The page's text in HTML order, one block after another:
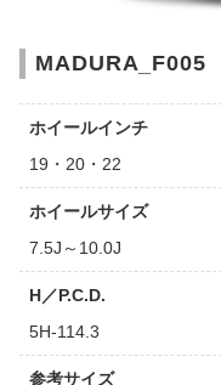
MADURA_F005
ホイールインチ
19・20・22
ホイールサイズ
7.5J～10.0J
H／P.C.D.
5H-114.3
参考サイズ